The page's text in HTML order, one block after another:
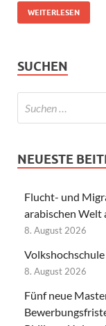
WEITERLESEN
SUCHEN
NEUESTE
Flucht- und
arabischen
8. August 2026
8. August 2026
Fünf neue